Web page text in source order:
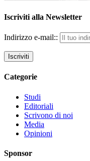
Iscriviti alla Newsletter
Indirizzo e-mail::
Categorie
Studi
Editoriali
Scrivono di noi
Media
Opinioni
Sponsor